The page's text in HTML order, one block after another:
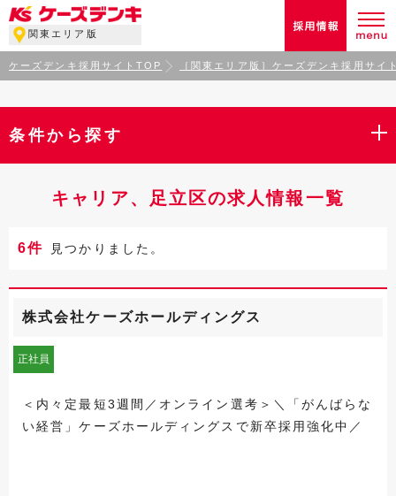
関東エリア版
ケーズデンキ採用サイトTOP ［関東エリア版］ケーズデンキ採用サイ
条件から探す
キャリア、足立区の求人情報一覧
6件 見つかりました。
株式会社ケーズホールディングス
正社員
＜内々定最短3週間／オンライン選考＞＼「がんばらな
い経営」ケーズホールディングスで新卒採用強化中／